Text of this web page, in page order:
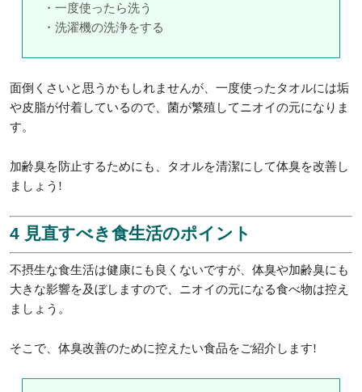
・一度使ったら洗う
・洗濯機の洗浄をする
面倒くさいと思うかもしれませんが、一度使ったタオルには垢
や皮脂が付着しているので、菌が繁殖してニオイの元になりま
す。
加齢臭を防止するためにも、タオルを清潔にして体臭を改善し
ましょう!
4 見直すべき食生活のポイント
不摂生な食生活は健康にも良くないですが、体臭や加齢臭にも
大きな影響を及ぼしますので、ニオイの元になる食べ物は控え
ましょう。
そこで、体臭改善のために控えたい食品をご紹介します!